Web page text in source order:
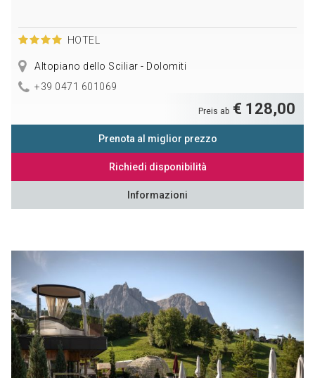
HOTEL
Altopiano dello Sciliar - Dolomiti
+39 0471 601069
Preis ab € 128,00
Prenota al miglior prezzo
Richiedi disponibilità
Informazioni